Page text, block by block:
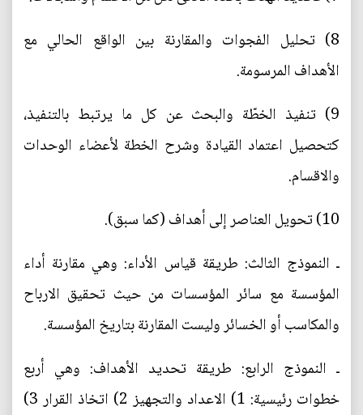
8) تحليل الفجوات والمقارنة بين الواقع الحالي مع
الأهداف المرسومة.
9) تنفيذ الخطّة والبحث عن كل ما يرتبط بالتنفيذ،
كتحصيل اعتماد القيادة وشرح الخطة لأعضاء الوحدات
والاقسام.
10) تحويل العناصر إلى أهداف (كما سبق).
ـ النموذج الثالث: طريقة قياس الأداء: وهي مقارنة أداء
المؤسسة مع سائر المؤسسات من حيث تحقيق الارباح
والمكاسب أو الخسائر وليست المقارنة بتاريخ المؤسسة.
ـ النموذج الرابع: طريقة تحديد الأهداف: وهي أربع
خطوات رئيسية: 1) الاعداد والتجهيز 2) اتخاذ القرار 3)